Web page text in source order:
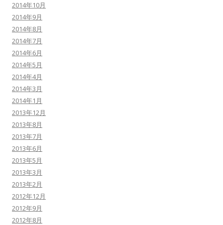
2014年10月
2014年9月
2014年8月
2014年7月
2014年6月
2014年5月
2014年4月
2014年3月
2014年1月
2013年12月
2013年8月
2013年7月
2013年6月
2013年5月
2013年3月
2013年2月
2012年12月
2012年9月
2012年8月